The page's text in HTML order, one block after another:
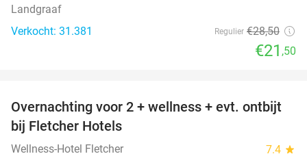
Landgraaf
Verkocht: 31.381
Regulier €28,50
€21 ,50
55%
Overnachting voor 2 + wellness + evt. ontbijt
bij Fletcher Hotels
Wellness-Hotel Fletcher 7.4 star